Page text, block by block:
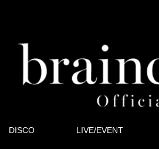
DISCO LIVE/EVENT